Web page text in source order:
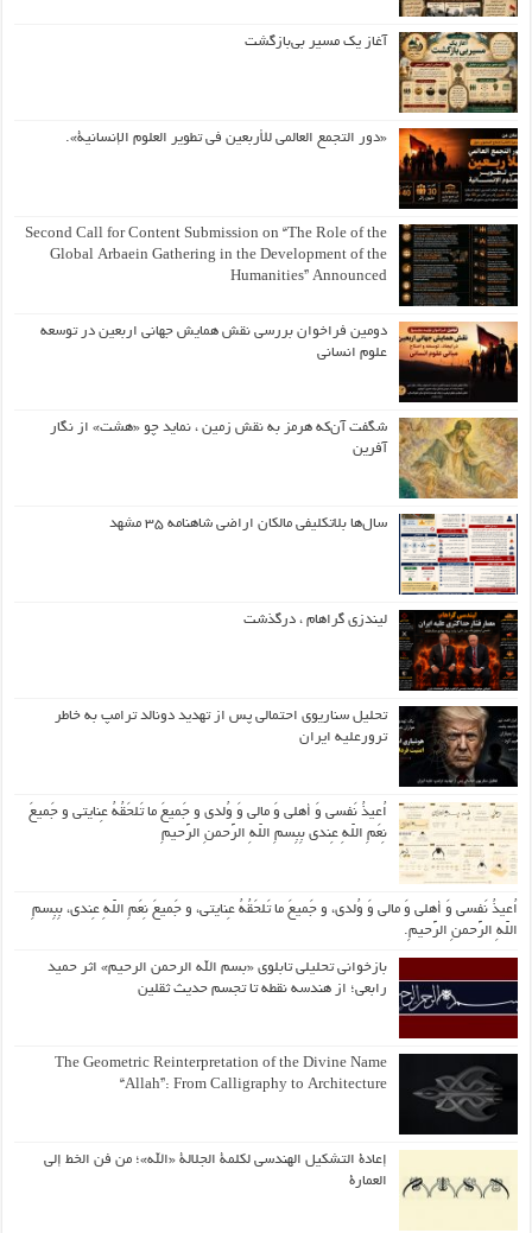
آغاز یک مسیر بی‌بازگشت
«دور التجمع العالمي للأربعين في تطوير العلوم الإنسانية».
Second Call for Content Submission on “The Role of the
Global Arbaein Gathering in the Development of the
Humanities” Announced
دومین فراخوان بررسی نقش همایش جهانی اربعین در توسعه
علوم انسانی
شگفت آن‌که هرمز به نقش زمین ، نماید چو «هشت» از نگار
آفرین
سال‌ها بلاتکلیفی مالکان اراضی شاهنامه ۳۵ مشهد
لیندزی گراهام ، درگذشت
تحلیل سناریوی احتمالی پس از تهدید دونالد ترامپ به خاطر
ترورعلیه ایران
اُعیذُ نَفسی وَ أهلی وَ مالی وَ وُلدی و جَمیعَ ما تَلحَقُهُ عِنایتی و جَمیعَ
نِعَمِ اللّهِ عِندی بِبِسمِ اللّهِ الرَّحمنِ الرَّحیمِ
اُعیذُ نَفسی وَ أهلی وَ مالی وَ وُلدی، و جَمیعَ ما تَلحَقُهُ عِنایتی، و جَمیعَ نِعَمِ اللّهِ عِندی، بِبِسمِ
اللّهِ الرَّحمنِ الرَّحیمِ.
بازخوانی تحلیلی تابلوی «بسم الله الرحمن الرحیم» اثر حمید
رابعی؛ از هندسه نقطه تا تجسم حدیث ثقلین
The Geometric Reinterpretation of the Divine Name
“Allah”: From Calligraphy to Architecture
إعادة التشكيل الهندسي لكلمة الجلالة «الله»؛ من فن الخط إلى
العمارة